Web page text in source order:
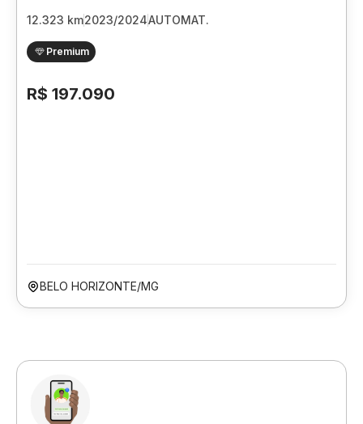
12.323 km2023/2024AUTOMAT.
Premium
R$ 197.090
BELO HORIZONTE/MG